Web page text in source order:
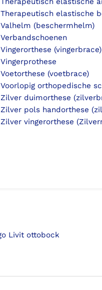
Therapeutisch elastische
Valhelm (beschermhelm)
Verbandschoenen
Vingerorthese (vingerbrace)
Vingerprothese
Voetorthese (voetbrace)
Voorlopig orthopedische
Zilver duimorthese
Zilver pols handorthese
Zilver vingerorthese